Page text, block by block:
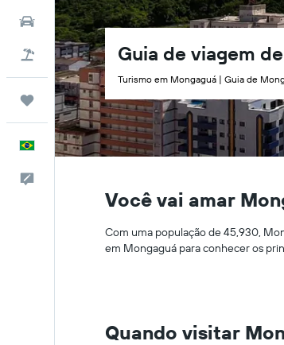
Carros
Pacotes
Trips
Português
Guia de viagem
Turismo em Mongaguá | Guia de
Você vai amar
Com uma população de 45,930,
em Mongaguá para conhecer os
Quando visitar